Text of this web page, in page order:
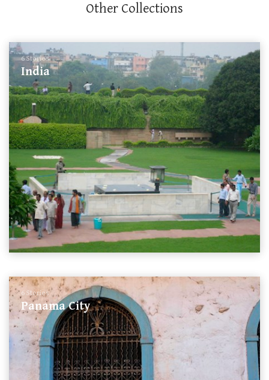
Other Collections
6 Stories
India
6 Stories
Panama City